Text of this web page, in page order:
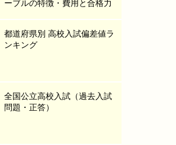
ーブルの特徴・費用と合格力
都道府県別 高校入試偏差値ラ
ンキング
全国公立高校入試（過去入試
問題・正答）